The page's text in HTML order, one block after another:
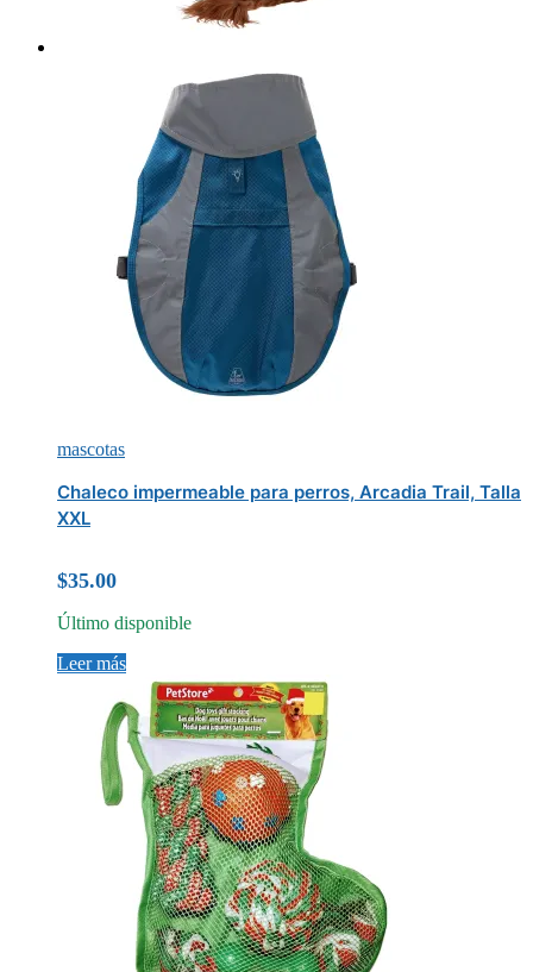
mascotas
Chaleco impermeable para perros, Arcadia Trail, Talla
XXL
$35.00
Último disponible
Leer más